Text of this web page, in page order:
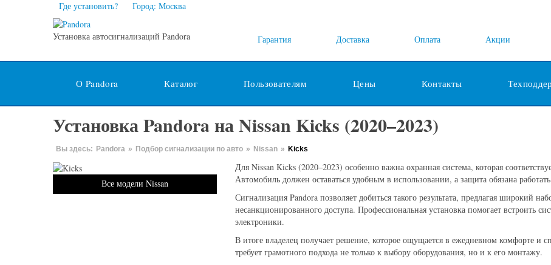
Где установить? Город: Москва
Установка автосигнализаций Pandora Гарантия Доставка Оплата Акции
О Pandora Каталог Пользователям Цены Контакты
Установка Pandora на Nissan Kicks (2020–2023)
Вы здесь: Pandora » Подбор сигнализации по авто » Nissan » Kicks
Все модели Nissan
Для Nissan Kicks (2020–2023) особенно важна охранная система, которая
Автомобиль должен оставаться удобным в использовании, а защита обязана
Сигнализация Pandora позволяет добиться такого результата, предлагая широкий
несанкционированного доступа. Профессиональная установка помогает встроить
электроники.
В итоге владелец получает решение, которое ощущается в ежедневном комфорте и
требует грамотного подхода не только к выбору оборудования, но и к его монтажу.